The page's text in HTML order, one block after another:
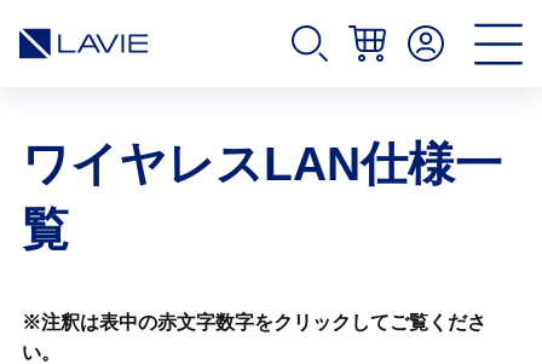
ワイヤレスLAN仕様一
覧
※注釈は表中の赤文字数字をクリックしてご覧くださ
い。